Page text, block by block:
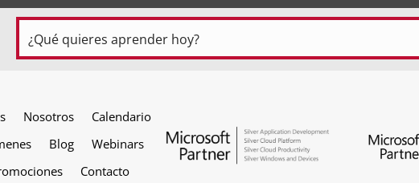
Nosotros
Calendario
Blog
Webinars
Contacto